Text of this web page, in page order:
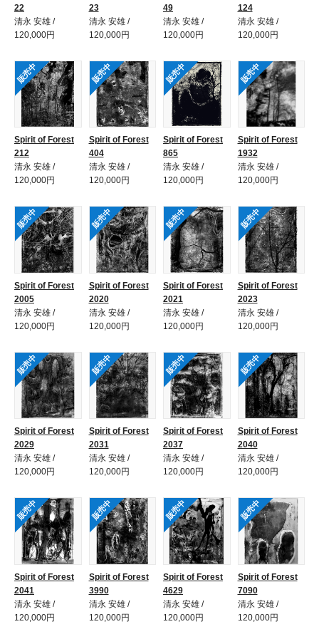
22
清永 安雄 /
120,000円
23
清永 安雄 /
120,000円
49
清永 安雄 /
120,000円
124
清永 安雄 /
120,000円
販売中
Spirit of Forest
212
清永 安雄 /
120,000円
販売中
Spirit of Forest
404
清永 安雄 /
120,000円
販売中
Spirit of Forest
865
清永 安雄 /
120,000円
販売中
Spirit of Forest
1932
清永 安雄 /
120,000円
販売中
Spirit of Forest
2005
清永 安雄 /
120,000円
販売中
Spirit of Forest
2020
清永 安雄 /
120,000円
販売中
Spirit of Forest
2021
清永 安雄 /
120,000円
販売中
Spirit of Forest
2023
清永 安雄 /
120,000円
販売中
Spirit of Forest
2029
清永 安雄 /
120,000円
販売中
Spirit of Forest
2031
清永 安雄 /
120,000円
販売中
Spirit of Forest
2037
清永 安雄 /
120,000円
販売中
Spirit of Forest
2040
清永 安雄 /
120,000円
販売中
Spirit of Forest
2041
清永 安雄 /
120,000円
販売中
Spirit of Forest
3990
清永 安雄 /
120,000円
販売中
Spirit of Forest
4629
清永 安雄 /
120,000円
販売中
Spirit of Forest
7090
清永 安雄 /
120,000円